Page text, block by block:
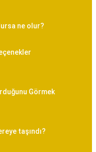
ne olur?
Görmek
taşındı?